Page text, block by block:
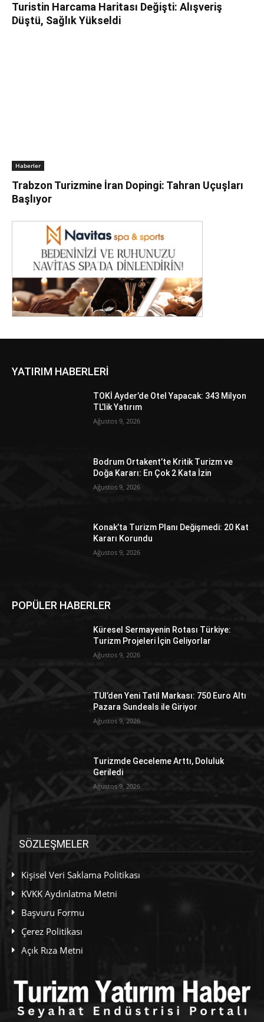
Turistin Harcama Haritası Değişti: Alışveriş
Düştü, Sağlık Yükseldi
Haberler
Trabzon Turizmine İran Dopingi: Tahran Uçuşları
Başlıyor
YATIRIM HABERLERİ
TOKİ Ayder’de Otel Yapacak: 343 Milyon
TL’lik Yatırım
Ağustos 9, 2026
Bodrum Ortakent’te Kritik Turizm ve
Doğa Kararı: En Çok 2 Kata İzin
Ağustos 9, 2026
Konak’ta Turizm Planı Değişmedi: 20 Kat
Kararı Korundu
Ağustos 9, 2026
POPÜLER HABERLER
Küresel Sermayenin Rotası Türkiye:
Turizm Projeleri İçin Geliyorlar
Ağustos 9, 2026
TUI’den Yeni Tatil Markası: 750 Euro Altı
Pazara Sundeals ile Giriyor
Ağustos 9, 2026
Turizmde Geceleme Arttı, Doluluk
Geriledi
Ağustos 9, 2026
SÖZLEŞMELER
Kişisel Veri Saklama Politikası
KVKK Aydınlatma Metni
Başvuru Formu
Çerez Politikası
Açık Rıza Metni